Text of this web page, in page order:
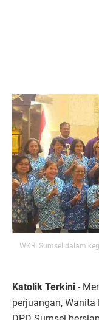
WKRI Sumsel dalam
Katolik Terkini -
perjuangan, Wanita